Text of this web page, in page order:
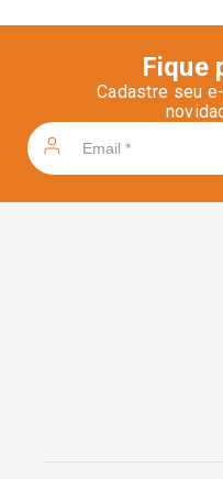
Fique
Cadastre seu